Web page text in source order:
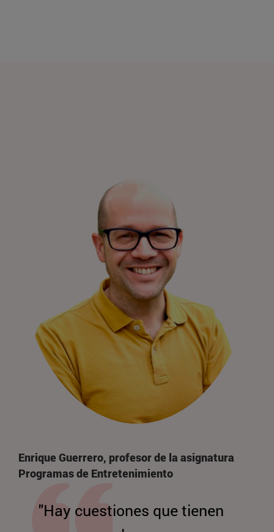
Enrique Guerrero, profesor de la asignatura
Programas de Entretenimiento
"Hay cuestiones que tienen